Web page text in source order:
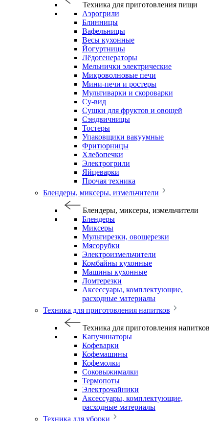
Техника для приготовления пищи
Аэрогрили
Блинницы
Вафельницы
Весы кухонные
Йогуртницы
Лёдогенераторы
Мельнички электрические
Микроволновые печи
Мини-печи и ростеры
Мультиварки и скороварки
Су-вид
Сушки для фруктов и овощей
Сэндвичницы
Тостеры
Упаковщики вакуумные
Фритюрницы
Хлебопечки
Электрогрили
Яйцеварки
Прочая техника
Блендеры, миксеры, измельчители
Блендеры, миксеры, измельчители
Блендеры
Миксеры
Мультирезки, овощерезки
Мясорубки
Электроизмельчители
Комбайны кухонные
Машины кухонные
Ломтерезки
Аксессуары, комплектующие,
расходные материалы
Техника для приготовления напитков
Техника для приготовления напитков
Капучинаторы
Кофеварки
Кофемашины
Кофемолки
Соковыжималки
Термопоты
Электрочайники
Аксессуары, комплектующие,
расходные материалы
Техника для уборки